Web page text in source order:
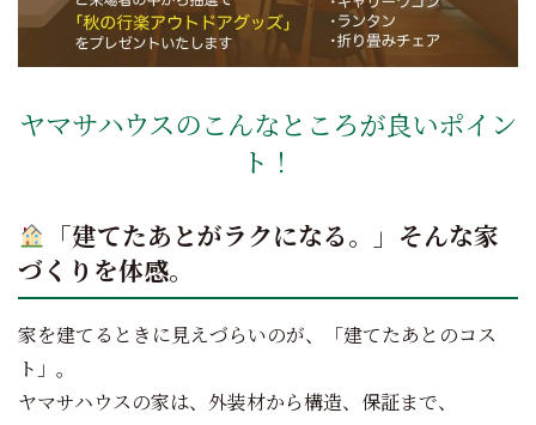
ヤマサハウスのこんなところが良いポイン
ト！
「建てたあとがラクになる。」そんな家
づくりを体感。
家を建てるときに見えづらいのが、「建てたあとのコス
ト」。
ヤマサハウスの家は、外装材から構造、保証まで、